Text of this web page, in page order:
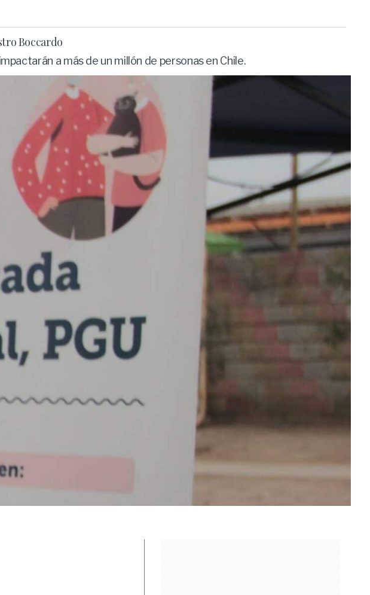
Boccardo
a más de un millón de personas en Chile.